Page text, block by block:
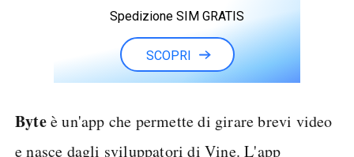
Spedizione SIM GRATIS
SCOPRI
Byteè un'app che permette di girare brevi video
e nasce dagli sviluppatori di Vine. L'app